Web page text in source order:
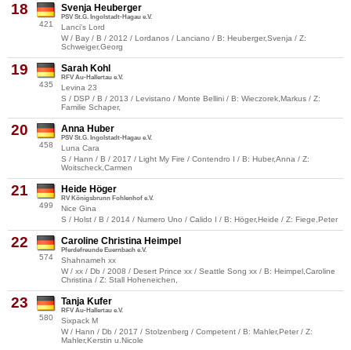
18
421
Svenja Heuberger
PSV St.G. Ingolstadt-Hagau e.V.
Lanci's Lord
W / Bay / B / 2012 / Lordanos / Lanciano / B: Heuberger,Svenja / Z:
Schweiger,Georg
19
435
Sarah Kohl
RFV Au-Hallertau e.V.
Levina 23
S / DSP / B / 2013 / Levistano / Monte Bellini / B: Wieczorek,Markus / Z:
Familie Schaper,
20
458
Anna Huber
PSV St.G. Ingolstadt-Hagau e.V.
Luna Cara
S / Hann / B / 2017 / Light My Fire / Contendro I / B: Huber,Anna / Z:
Woitscheck,Carmen
21
499
Heide Höger
RV Königsbrunn Fohlenhof e.V.
Nice Gina
S / Holst / B / 2014 / Numero Uno / Calido I / B: Höger,Heide / Z: Fiege,Peter
22
574
Caroline Christina Heimpel
Pferdefreunde Euernbach e.V.
Shahnameh xx
W / xx / Db / 2008 / Desert Prince xx / Seattle Song xx / B: Heimpel,Caroline
Christina / Z: Stall Hoheneichen,
23
580
Tanja Kufer
RFV Au-Hallertau e.V.
Sixpack M
W / Hann / Db / 2017 / Stolzenberg / Competent / B: Mahler,Peter / Z:
Mahler,Kerstin u.Nicole